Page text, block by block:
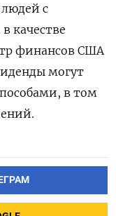
с
качестве
финансов США
могут
в том